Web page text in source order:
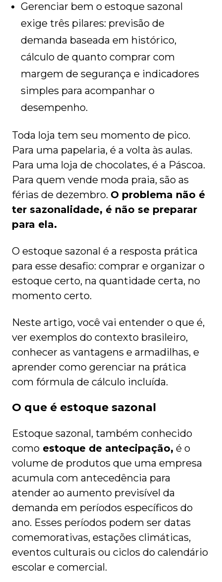
Gerenciar bem o estoque sazonal
exige três pilares: previsão de
demanda baseada em histórico,
cálculo de quanto comprar com
margem de segurança e indicadores
simples para acompanhar o
desempenho.
Toda loja tem seu momento de pico.
Para uma papelaria, é a volta às aulas.
Para uma loja de chocolates, é a Páscoa.
Para quem vende moda praia, são as
férias de dezembro. O problema não é
ter sazonalidade, é não se preparar
para ela.
O estoque sazonal é a resposta prática
para esse desafio: comprar e organizar o
estoque certo, na quantidade certa, no
momento certo.
Neste artigo, você vai entender o que é,
ver exemplos do contexto brasileiro,
conhecer as vantagens e armadilhas, e
aprender como gerenciar na prática
com fórmula de cálculo incluída.
O que é estoque sazonal
Estoque sazonal, também conhecido
como estoque de antecipação, é o
volume de produtos que uma empresa
acumula com antecedência para
atender ao aumento previsível da
demanda em períodos específicos do
ano. Esses períodos podem ser datas
comemorativas, estações climáticas,
eventos culturais ou ciclos do calendário
escolar e comercial.